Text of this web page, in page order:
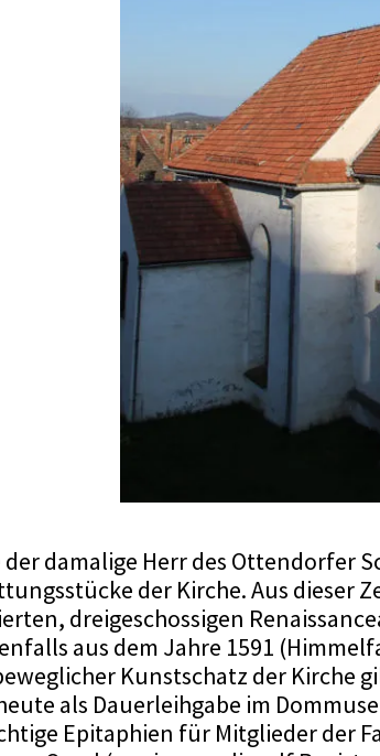
damalige Herr des Ottendorfer
der Kirche. Aus dieser
dreigeschossigen
aus dem Jahre 1591
Kunstschatz der Kirche
als Dauerleihgabe im
Epitaphien für Mitglieder der